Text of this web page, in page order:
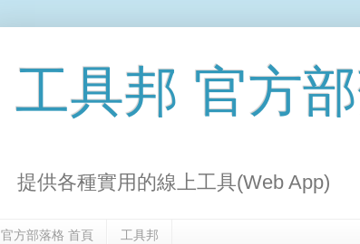
工具邦 官方
提供各種實用的線上工具(Web App)
官方部落格 首頁 工具邦